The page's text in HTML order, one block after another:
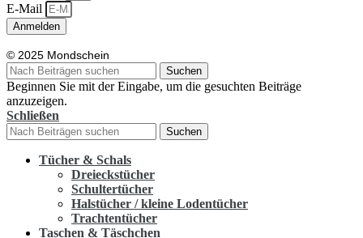
E-Mail
Anmelden
© 2025 Mondschein
Suchen
Beginnen Sie mit der Eingabe, um die gesuchten Beiträge
anzuzeigen.
Schließen
Suchen
Tücher & Schals
Dreieckstücher
Schultertücher
Halstücher / kleine Lodentücher
Trachtentücher
Taschen & Täschchen